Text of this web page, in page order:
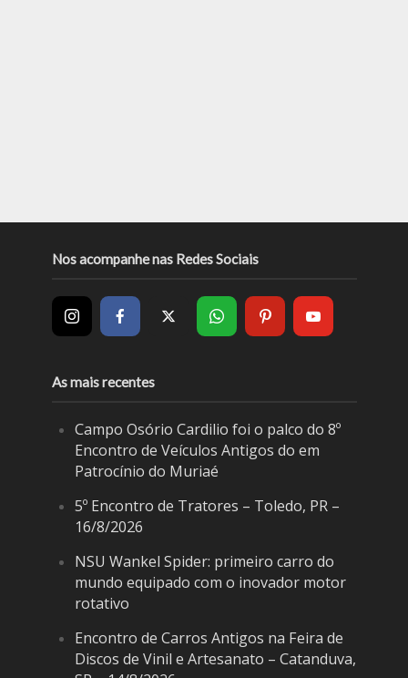
Nos acompanhe nas Redes Sociais
As mais recentes
Campo Osório Cardilio foi o palco do 8º
Encontro de Veículos Antigos do em
Patrocínio do Muriaé
5º Encontro de Tratores – Toledo, PR –
16/8/2026
NSU Wankel Spider: primeiro carro do
mundo equipado com o inovador motor
rotativo
Encontro de Carros Antigos na Feira de
Discos de Vinil e Artesanato – Catanduva,